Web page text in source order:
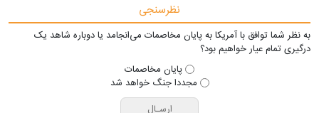
نظرسنجی
به نظر شما توافق با آمریکا به پایان مخاصمات می‌انجامد یا دوباره شاهد یک
درگیری تمام عیار خواهیم بود؟
پایان مخاصمات
مجددا جنگ خواهد شد